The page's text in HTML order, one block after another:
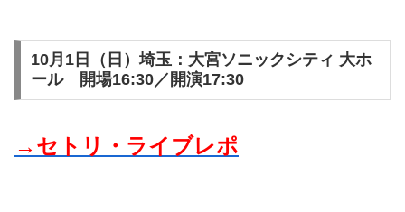
10月1日（日）埼玉：大宮ソニックシティ 大ホ
ール 開場16:30／開演17:30
→セトリ・ライブレポ